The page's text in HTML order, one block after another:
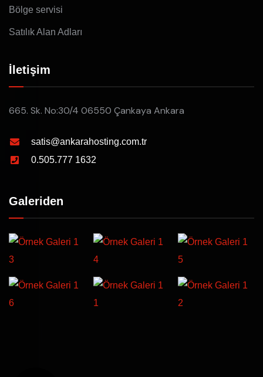
Bölge servisi
Satılık Alan Adları
İletişim
665. Sk. No:30/4 06550 Çankaya Ankara
satis@ankarahosting.com.tr
0.505.777 1632
Galeriden